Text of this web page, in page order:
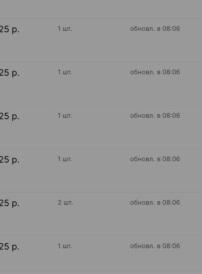
р. 1 шт. обновл. в 08:06
р. 1 шт. обновл. в 08:06
р. 1 шт. обновл. в 08:06
р. 1 шт. обновл. в 08:06
р. 2 шт. обновл. в 08:06
р. 1 шт. обновл. в 08:06